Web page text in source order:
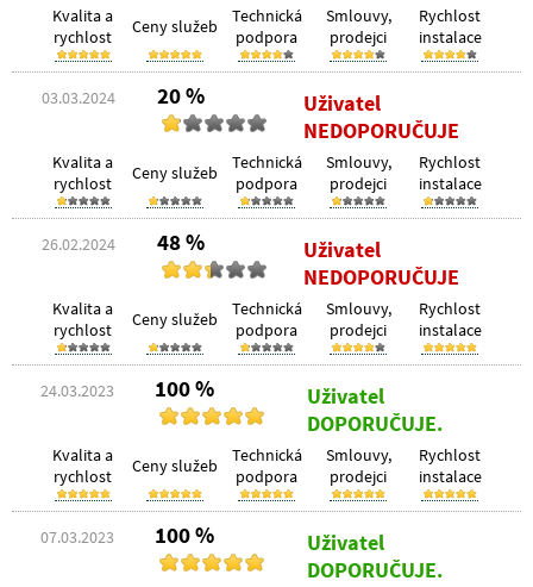
Kvalita a
rychlost
Ceny služeb
Technická
podpora
Smlouvy,
prodejci
Rychlost
instalace
03.03.2024 20 %
Uživatel
NEDOPORUČUJE
Kvalita a
rychlost
Ceny služeb
Technická
podpora
Smlouvy,
prodejci
Rychlost
instalace
26.02.2024 48 %
Uživatel
NEDOPORUČUJE
Kvalita a
rychlost
Ceny služeb
Technická
podpora
Smlouvy,
prodejci
Rychlost
instalace
24.03.2023 100 %
Uživatel
DOPORUČUJE.
Kvalita a
rychlost
Ceny služeb
Technická
podpora
Smlouvy,
prodejci
Rychlost
instalace
07.03.2023 100 %
Uživatel
DOPORUČUJE.